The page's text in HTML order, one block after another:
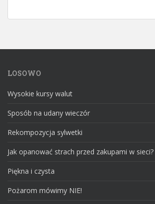
LOSOWO
Wysokie kursy walut
Sposób na udany wieczór
Rekompozycja sylwetki
Jak opanować strach przed zakupami w sieci?
Piękna i czysta
Pożarom mówimy NIE!